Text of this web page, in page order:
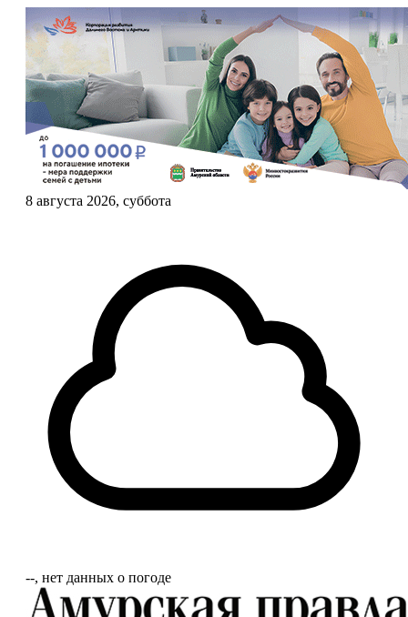
8 августа 2026, суббота
‐‐, нет данных о погоде